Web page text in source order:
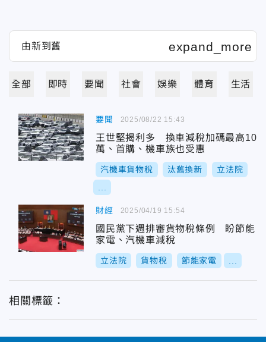
全部 即時 要聞 社會 娛樂 體育 生活
要聞
王世堅揭利多 換車減稅加碼最高10
萬、首購、機車族也受惠
汽機車貨物稅 汰舊換新 立法院
2025/08/22 15:43
財經
國民黨下週排審貨物稅條例 盼節能
家電、汽機車減稅
立法院 貨物稅 節能家電
2025/04/19 15:54
相關標籤：